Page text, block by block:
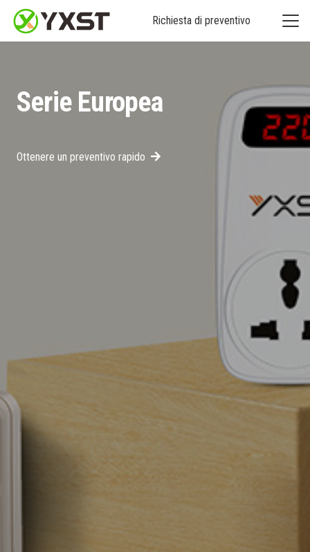
Richiesta di preventivo
Serie Europea
Ottenere un preventivo rapido